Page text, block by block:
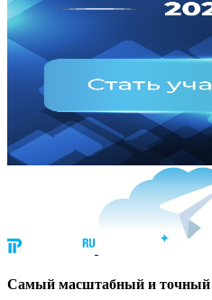
Cамый масштабный и точный